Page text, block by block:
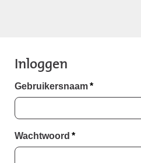
Inloggen
Gebruikersnaam*
Wachtwoord *